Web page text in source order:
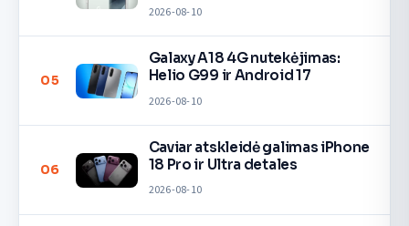
2026-08-10
05
Galaxy A18 4G nutekėjimas:
Helio G99 ir Android 17
2026-08-10
06
Caviar atskleidė galimas iPhone
18 Pro ir Ultra detales
2026-08-10